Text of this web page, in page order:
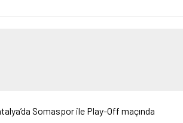
Somaspor ile Play-Off maçında